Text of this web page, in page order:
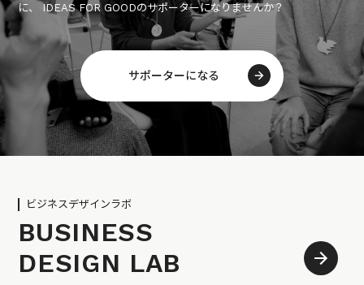
に、 IDEAS FOR GOODのサポーターになりませんか？
サポーターになる
ビジネスデザインラボ
BUSINESS
DESIGN LAB